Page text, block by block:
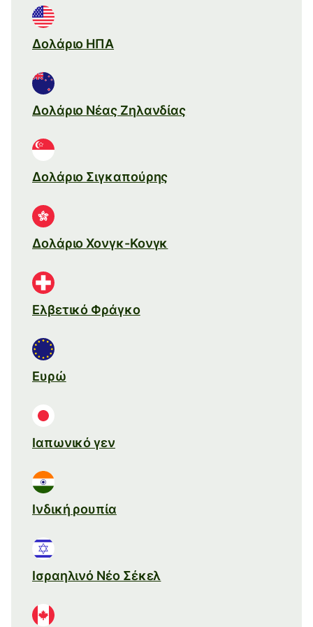
Δολάριο ΗΠΑ
Δολάριο Νέας Ζηλανδίας
Δολάριο Σιγκαπούρης
Δολάριο Χονγκ-Κονγκ
Ελβετικό Φράγκο
Ευρώ
Ιαπωνικό γεν
Ινδική ρουπία
Ισραηλινό Νέο Σέκελ